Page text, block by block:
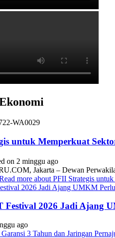
untuk Memperkuat
on 2 minggu ago
Jakarta – Dewan
more about PFII Strategis
2026 Jadi Ajang UMKM
Festival 2026 Jadi Ajang
ago
3 Tahun dan Jaringan